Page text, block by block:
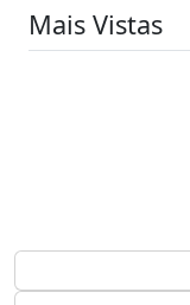
Mais Vistas